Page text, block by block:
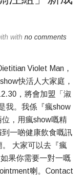
with no comments
Violet Man，
快活人大家庭，
，將會加盟「淑
我。我係『瘋show
，用瘋show嘅精
一啲健康飲食嘅訊
大家可以去『瘋
果你需要一對一嘅
喇。Contact